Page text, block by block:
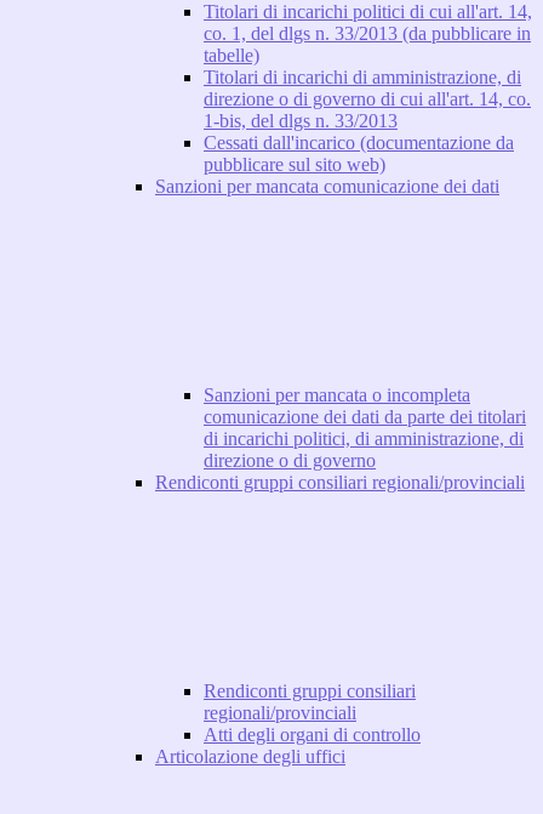
Titolari di incarichi politici di cui all'art. 14,
co. 1, del dlgs n. 33/2013 (da pubblicare in
tabelle)
Titolari di incarichi di amministrazione, di
direzione o di governo di cui all'art. 14, co.
1-bis, del dlgs n. 33/2013
Cessati dall'incarico (documentazione da
pubblicare sul sito web)
Sanzioni per mancata comunicazione dei dati
Sanzioni per mancata o incompleta
comunicazione dei dati da parte dei titolari
di incarichi politici, di amministrazione, di
direzione o di governo
Rendiconti gruppi consiliari regionali/provinciali
Rendiconti gruppi consiliari
regionali/provinciali
Atti degli organi di controllo
Articolazione degli uffici